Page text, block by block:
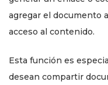
agregar el documento
acceso al contenido.
Esta función es
desean compartir